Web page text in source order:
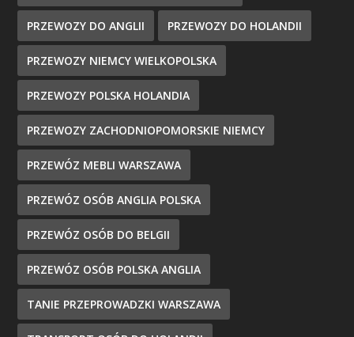
PRZEWOZY DO ANGLII PRZEWOZY DO HOLANDII
PRZEWOZY NIEMCY WIELKOPOLSKA
PRZEWOZY POLSKA HOLANDIA
PRZEWOZY ZACHODNIOPOMORSKIE NIEMCY
PRZEWÓZ MEBLI WARSZAWA
PRZEWÓZ OSÓB ANGLIA POLSKA
PRZEWÓZ OSÓB DO BELGII
PRZEWÓZ OSÓB POLSKA ANGLIA
TANIE PRZEPROWADZKI WARSZAWA